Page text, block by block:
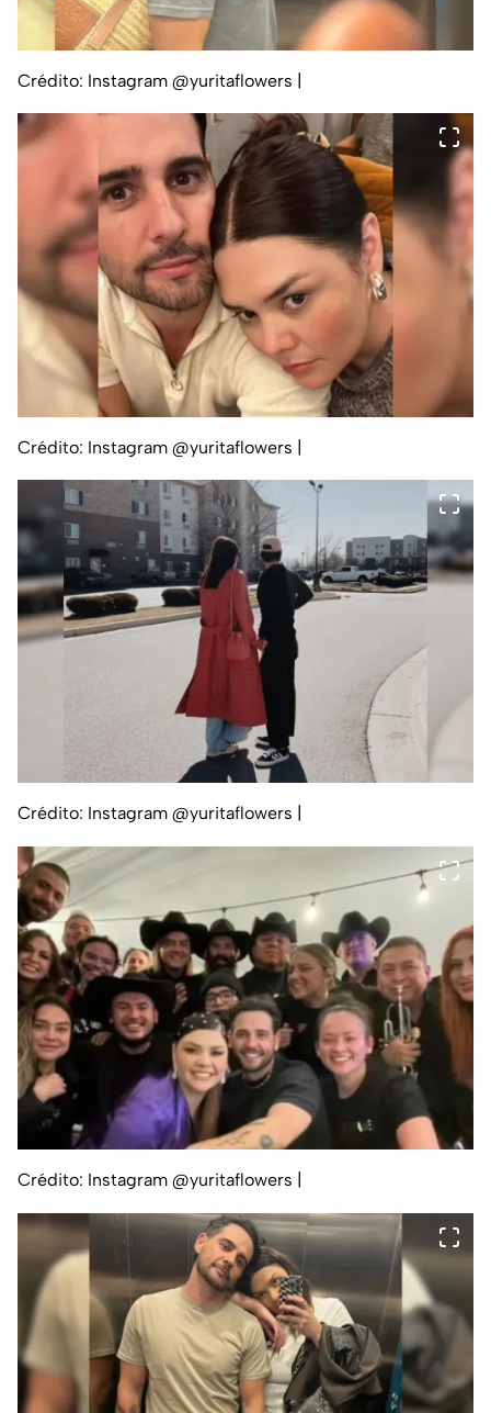
Crédito: Instagram @yuritaflowers |
Crédito: Instagram @yuritaflowers |
Crédito: Instagram @yuritaflowers
Crédito: Instagram @yuritaflowers |